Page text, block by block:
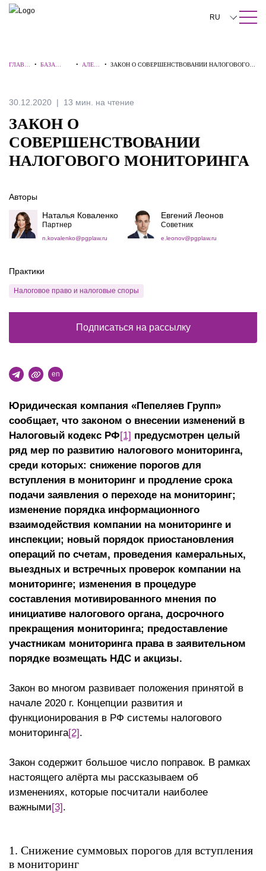
ПОИСК ПО САЙТУ Закрыть
RU
中文
Español
ГЛАВН
•БАЗА
• АЛЕРТ
•ЗАКОН О СОВЕРШЕНСТВОВАНИИ НАЛОГОВОГО
30.12.2020 13 мин. на чтение
ЗАКОН О
СОВЕРШЕНСТВОВАНИИ
НАЛОГОВОГО МОНИТОРИНГА
en
Юридическая компания «Пепеляев Групп»
сообщает, что законом о внесении изменений в
Налоговый кодекс РФ[1] предусмотрен целый
ряд мер по развитию налогового мониторинга,
среди которых: снижение порогов для
вступления в мониторинг и продление срока
подачи заявления о переходе на мониторинг;
изменение порядка информационного
взаимодействия компании на мониторинге и
инспекции; новый порядок приостановления
операций по счетам, проведения камеральных,
выездных и встречных проверок компании на
мониторинге; изменения в процедуре
составления мотивированного мнения по
инициативе налогового органа, досрочного
прекращения мониторинга; предоставление
участникам мониторинга права в заявительном
порядке возмещать НДС и акцизы.
Закон во многом развивает положения принятой в
начале 2020 г. Концепции развития и
функционирования в РФ системы налогового
мониторинга[2].
Закон содержит большое число поправок. В рамках
настоящего алёрта мы рассказываем об
изменениях, которые посчитали наиболее
важными[3].
1. Снижение суммовых порогов для вступления
в мониторинг
Авторы
Наталья Коваленко
Партнер
n.kovalenko@pgplaw.ru
Евгений Леонов
Советник
e.leonov@pgplaw.ru
Практики
Налоговое право и налоговые споры
Подписаться на рассылку